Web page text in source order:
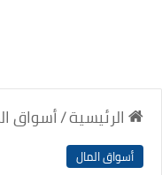
الرئيسية/أسواق
أسواق المال